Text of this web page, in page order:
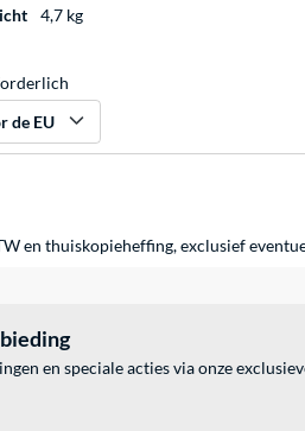
4,7 kg
de EU
en thuiskopieheffing, exclusief
en speciale acties via onze